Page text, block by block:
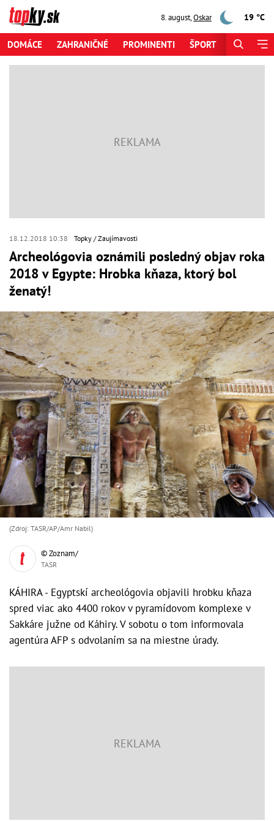
8. august,Oskar 19 °C
DOMÁCE ZAHRANIČNÉ PROMINENTI ŠPORT
18.12.2018 10:38 Topky Zaujímavosti
Archeológovia oznámili posledný objav roka
2018 v Egypte: Hrobka kňaza, ktorý bol
ženatý!
(Zdroj: TASR/AP/Amr Nabil)
© Zoznam/
TASR
KÁHIRA - Egyptskí archeológovia objavili hrobku kňaza
spred viac ako 4400 rokov v pyramídovom komplexe v
Sakkáre južne od Káhiry. V sobotu o tom informovala
agentúra AFP s odvolaním sa na miestne úrady.